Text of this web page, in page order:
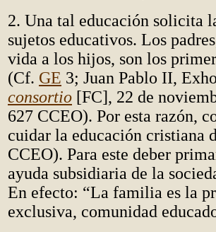
2. Una tal educación solicita
sujetos educativos. Los
vida a los hijos, son los
(Cf. GE 3; Juan Pablo II,
consortio [FC], 22 de
627 CCEO). Por esta razón,
cuidar la educación cristiana
CCEO). Para este deber
ayuda subsidiaria de la
En efecto: “La familia es la
exclusiva, comunidad